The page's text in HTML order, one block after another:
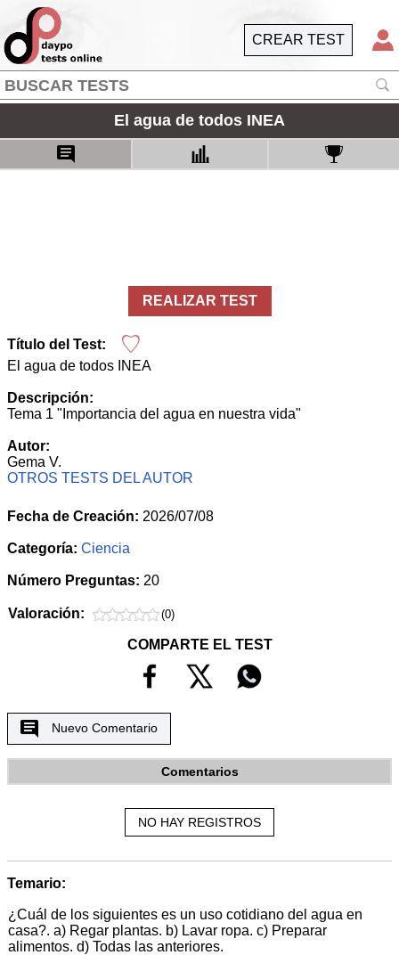
CREAR TEST
El agua de todos INEA
REALIZAR TEST
Título del Test:
El agua de todos INEA
Descripción:
Tema 1 "Importancia del agua en nuestra vida"
Autor:
Gema V.
OTROS TESTS DEL AUTOR
Fecha de Creación: 2026/07/08
Categoría: Ciencia
Número Preguntas: 20
Valoración: (0)
COMPARTE EL TEST
Nuevo Comentario
Comentarios
NO HAY REGISTROS
Temario:
¿Cuál de los siguientes es un uso cotidiano del agua en
casa?. a) Regar plantas. b) Lavar ropa. c) Preparar
alimentos. d) Todas las anteriores.